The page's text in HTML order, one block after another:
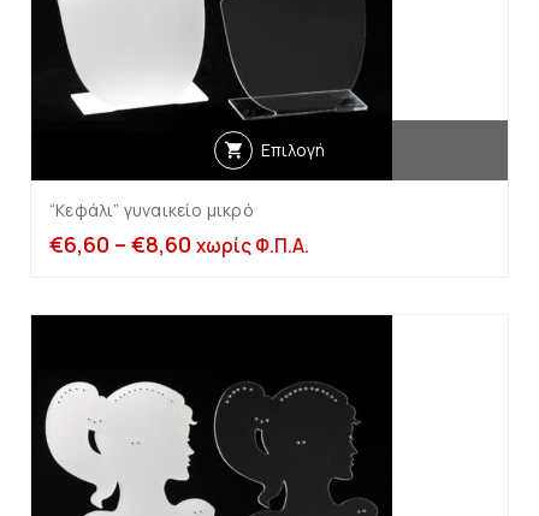
Επιλογή
“Κεφάλι” γυναικείο μικρό
€6,60 – €8,60 χωρίς Φ.Π.Α.